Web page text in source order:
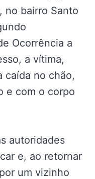
no bairro Santo
Ocorrência a
a vítima,
caída no chão,
e com o corpo
autoridades
e, ao retornar
um vizinho